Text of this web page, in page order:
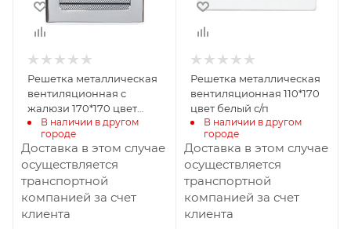
Решетка металлическая
вентиляционная с
жалюзи 170*170 цвет
Никель с/п
В наличии в другом
городе
Доставка в этом случае
осуществляется
транспортной
компанией за счет
клиента
110
Материал
Металл
Решетка металлическая
вентиляционная 110*170
цвет белый с/п
В наличии в другом
городе
Доставка в этом случае
осуществляется
транспортной
компанией за счет
клиента